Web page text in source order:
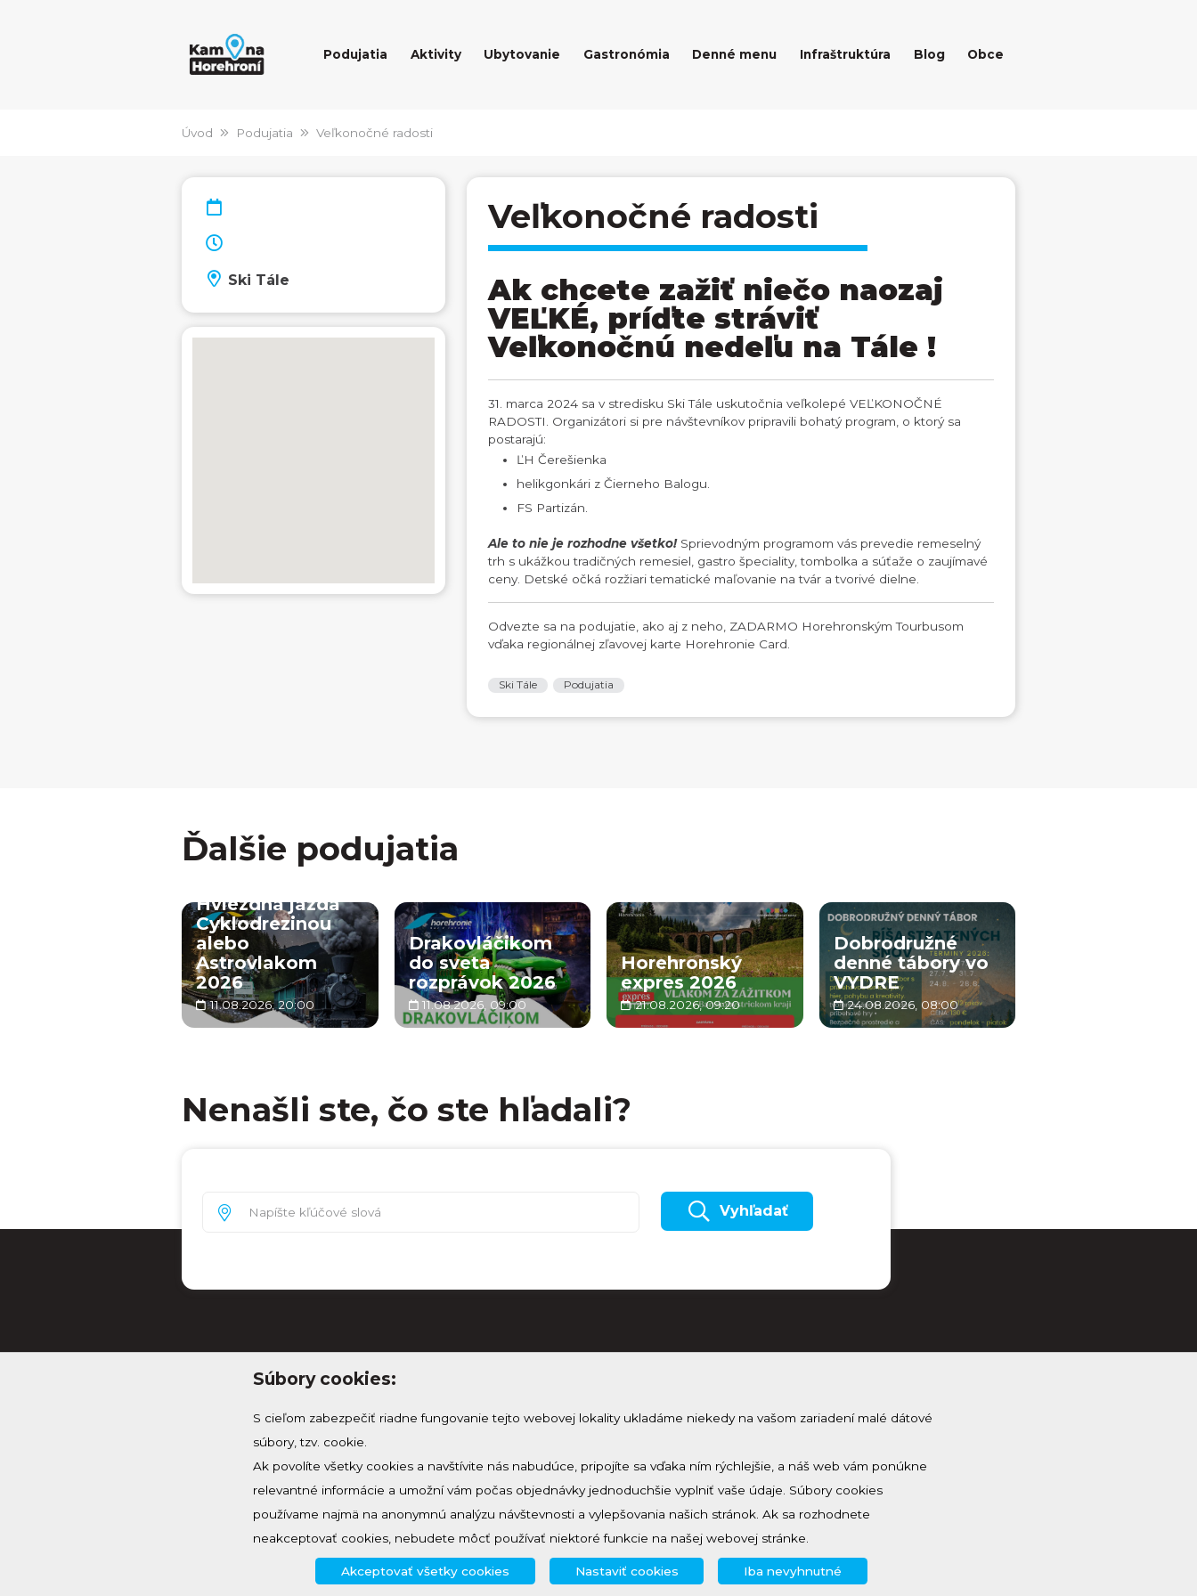
Podujatia Aktivity Ubytovanie Gastronómia Denné menu Infraštruktúra Blog Obce
Úvod Podujatia Veľkonočné radosti
Ski Tále
Veľkonočné radosti
Ak chcete zažiť niečo naozaj
VEĽKÉ, príďte stráviť
Veľkonočnú nedeľu na Tále !
31. marca 2024 sa v stredisku Ski Tále uskutočnia veľkolepé VEĽKONOČNÉ
RADOSTI. Organizátori si pre návštevníkov pripravili bohatý program, o ktorý sa
postarajú:
ĽH Čerešienka
helikgonkári z Čierneho Balogu.
FS Partizán.
Ale to nie je rozhodne všetko!Sprievodným programom vás prevedie remeselný
trh s ukážkou tradičných remesiel, gastro špeciality, tombolka a súťaže o zaujímavé
ceny. Detské očká rozžiari tematické maľovanie na tvár a tvorivé dielne.
Odvezte sa na podujatie, ako aj z neho, ZADARMO Horehronským Tourbusom
vďaka regionálnej zľavovej karte Horehronie Card.
Ski Tále Podujatia
Ďalšie podujatia
Hviezdna jazda
Cyklodrezinou
alebo
Astrovlakom
2026
11.08.2026, 20:00
Drakovláčikom
do sveta
rozprávok 2026
11.08.2026, 09:00
Horehronský
expres 2026
21.08.2026, 09:20
Dobrodružné
denné tábory vo
VYDRE
24.08.2026, 08:00
Nenašli ste, čo ste hľadali?
Vyhľadať
info@knh.sk
+421 903 294 997
Zmeniť nastavenie cookies
Prihlás sa na odber a dostávaj novinky ako prvý
© 2024 - 2026, created bycreative solution
Súbory cookies:
S cieľom zabezpečiť riadne fungovanie tejto webovej lokality ukladáme niekedy na vašom zariadení malé dátové
súbory, tzv. cookie.
Ak povolíte všetky cookies a navštívite nás nabudúce, pripojíte sa vďaka ním rýchlejšie, a náš web vám ponúkne
relevantné informácie a umožní vám počas objednávky jednoduchšie vyplniť vaše údaje. Súbory cookies
používame najmä na anonymnú analýzu návštevnosti a vylepšovania našich stránok. Ak sa rozhodnete
neakceptovať cookies, nebudete môcť používať niektoré funkcie na našej webovej stránke.
Akceptovať všetky cookies Nastaviť cookies Iba nevyhnutné